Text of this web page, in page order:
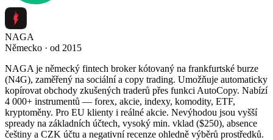
NAGA
Německo · od 2015
NAGA je německý fintech broker kótovaný na frankfurtské burze
(N4G), zaměřený na sociální a copy trading. Umožňuje automaticky
kopírovat obchody zkušených traderů přes funkci AutoCopy. Nabízí
4 000+ instrumentů — forex, akcie, indexy, komodity, ETF,
kryptoměny. Pro EU klienty i reálné akcie. Nevýhodou jsou vyšší
spready na základních účtech, vysoký min. vklad ($250), absence
češtiny a CZK účtu a negativní recenze ohledně výběrů prostředků.